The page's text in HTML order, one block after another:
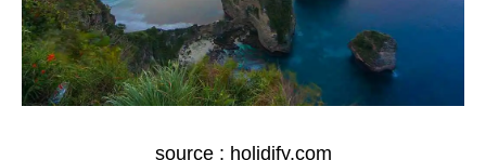
source : holidify.com